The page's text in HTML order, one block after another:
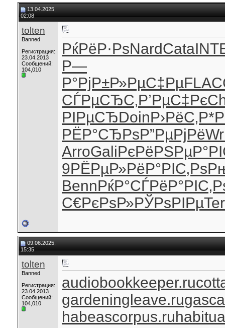
13.04.2025,
02:08
tolten
Banned
Регистрация:
23.04.2013
Сообщений:
104,010
РќРёР·РѕNardCata
Р—
Р°РјР±Р»РµС‡РµFLAC
СЃРµСЂС‚Р’РµС‡Рє
РІРµСЂDoinР›РёС‚Р*
РЁР°СЂРѕР”РµРјРё
ArroGaliРєРёРЅРµ
9РЁРµР»РёР°РІС‚Рѕ
BennРќР°СЃРё
С€РєРѕР»РЎРѕРІРµ
09.06.2025,
15:35
tolten
Banned
Регистрация:
23.04.2013
Сообщений:
104,010
audiobookkeeper.ru
gardeningleave.ru
habeascorpus.ru